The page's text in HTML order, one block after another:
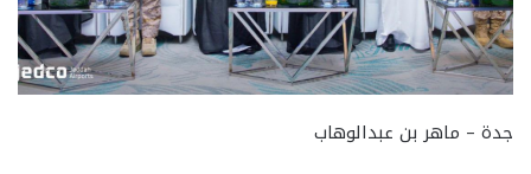
جدة – ماهر بن عبدالوهاب